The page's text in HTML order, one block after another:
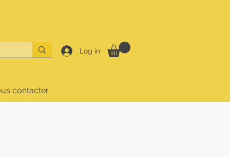
Log in
contacter